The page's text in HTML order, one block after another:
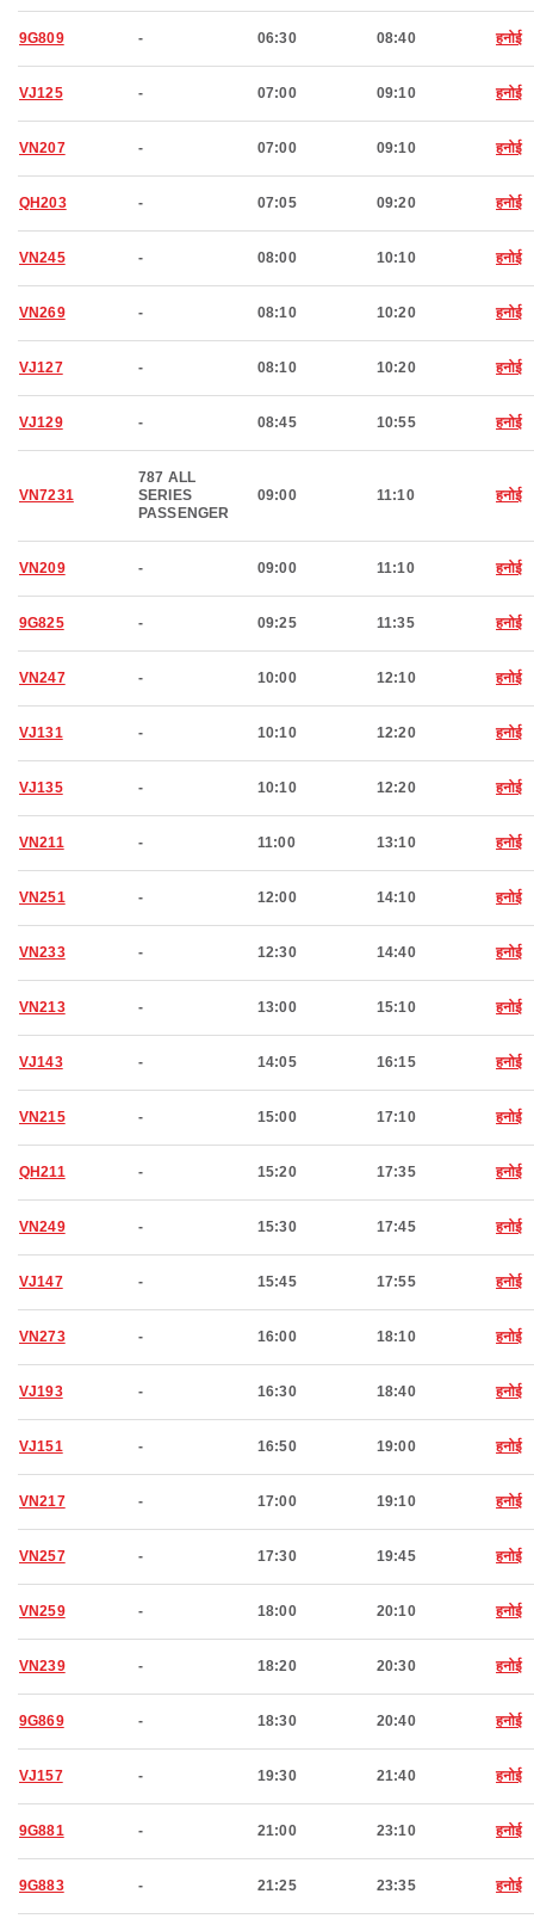
9G809 - 06:30 08:40 हनोई
VJ125 - 07:00 09:10 हनोई
VN207 - 07:00 09:10 हनोई
QH203 - 07:05 09:20 हनोई
VN245 - 08:00 10:10 हनोई
VN269 - 08:10 10:20 हनोई
VJ127 - 08:10 10:20 हनोई
VJ129 - 08:45 10:55 हनोई
VN7231
787 ALL
SERIES
PASSENGER
09:00 11:10 हनोई
VN209 - 09:00 11:10 हनोई
9G825 - 09:25 11:35 हनोई
VN247 - 10:00 12:10 हनोई
VJ131 - 10:10 12:20 हनोई
VJ135 - 10:10 12:20 हनोई
VN211 - 11:00 13:10 हनोई
VN251 - 12:00 14:10 हनोई
VN233 - 12:30 14:40 हनोई
VN213 - 13:00 15:10 हनोई
VJ143 - 14:05 16:15 हनोई
VN215 - 15:00 17:10 हनोई
QH211 - 15:20 17:35 हनोई
VN249 - 15:30 17:45 हनोई
VJ147 - 15:45 17:55 हनोई
VN273 - 16:00 18:10 हनोई
VJ193 - 16:30 18:40 हनोई
VJ151 - 16:50 19:00 हनोई
VN217 - 17:00 19:10 हनोई
VN257 - 17:30 19:45 हनोई
VN259 - 18:00 20:10 हनोई
VN239 - 18:20 20:30 हनोई
9G869 - 18:30 20:40 हनोई
VJ157 - 19:30 21:40 हनोई
9G881 - 21:00 23:10 हनोई
9G883 - 21:25 23:35 हनोई